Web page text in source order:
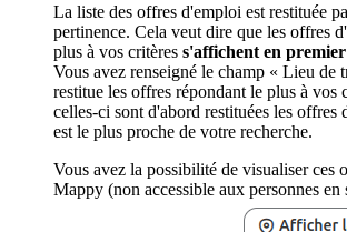
La liste des offres d'emploi est restituée
pertinence. Cela veut dire que les offres
plus à vos critères s'affichent en premier
Vous avez renseigné le champ « Lieu de
restitue les offres répondant le plus à vos
celles-ci sont d'abord restituées les offres
est le plus proche de votre recherche.
Vous avez la possibilité de visualiser ces
Mappy (non accessible aux personnes en